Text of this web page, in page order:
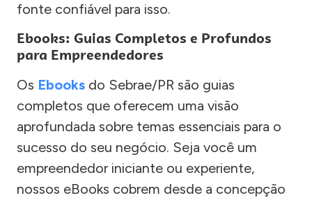
fonte confiável para isso.
Ebooks: Guias Completos e Profundos
para Empreendedores
Os Ebooks do Sebrae/PR são guias
completos que oferecem uma visão
aprofundada sobre temas essenciais para o
sucesso do seu negócio. Seja você um
empreendedor iniciante ou experiente,
nossos eBooks cobrem desde a concepção